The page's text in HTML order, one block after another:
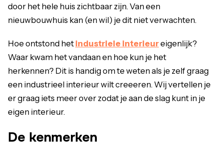
door het hele huis zichtbaar zijn. Van een
nieuwbouwhuis kan (en wil) je dit niet verwachten.
Hoe ontstond het industriele interieureigenlijk?
Waar kwam het vandaan en hoe kun je het
herkennen? Dit is handig om te weten als je zelf graag
een industrieel interieur wilt creeeren. Wij vertellen je
er graag iets meer over zodat je aan de slag kunt in je
eigen interieur.
De kenmerken